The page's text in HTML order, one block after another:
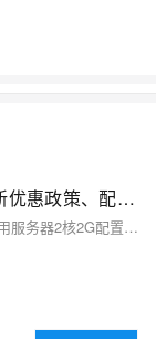
2026年阿里云服务器便宜购买指南：最新优惠政策、配置选择与省钱技巧
2026年阿里云推出多项云服务器优惠活动，轻量应用服务器2核2G配置仅需38元/年，经济型e实例2核2G 99元/年，通用算力型u1实例2核4G 199元/年。此外，u2i实例享3折起，第九代实例低至6.4折。用户可通过新用户特惠、优惠券及组合购策略，如先购高配产品、使用购物车合并支付、参与组合购活动等，进一步降低成本。通过这些政策和技巧，用户能以更低价格选购适合的云服务器。